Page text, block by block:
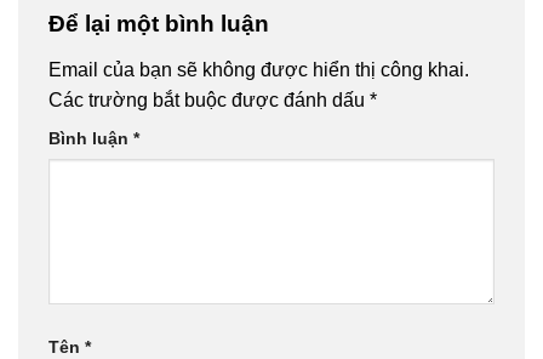
Để lại một bình luận
Email của bạn sẽ không được hiển thị công khai.
Các trường bắt buộc được đánh dấu *
Bình luận *
Tên *